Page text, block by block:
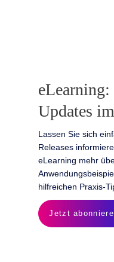
Updates
Lassen Sie sich
Releases
eLearning mehr
hilfreichen Praxis-
Jetzt